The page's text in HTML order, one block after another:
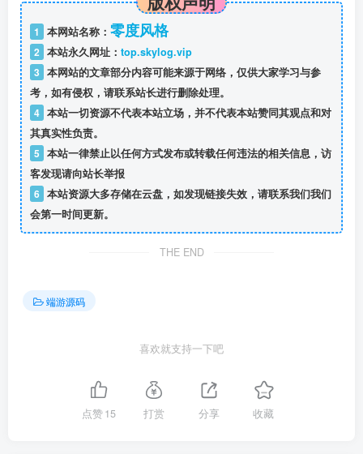
1 本网站名称： 零度风格
2 本站永久网址： top.skylog.vip
3 本网站的文章部分内容可能来源于网络，仅供大家学习与参
考，如有侵权，请联系站长进行删除处理。
4 本站一切资源不代表本站立场，并不代表本站赞同其观点和对
其真实性负责。
5 本站一律禁止以任何方式发布或转载任何违法的相关信息，访
客发现请向站长举报
6 本站资源大多存储在云盘，如发现链接失效，请联系我们我们
会第一时间更新。
THE END
端游源码
喜欢就支持一下吧
点赞15 打赏 分享 收藏